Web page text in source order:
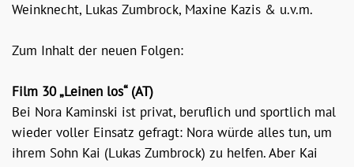
Weinknecht, Lukas Zumbrock, Maxine Kazis & u.v.m.
Zum Inhalt der neuen Folgen:
Film 30 „Leinen los“ (AT)
Bei Nora Kaminski ist privat, beruflich und sportlich mal
wieder voller Einsatz gefragt: Nora würde alles tun, um
ihrem Sohn Kai (Lukas Zumbrock) zu helfen. Aber Kai